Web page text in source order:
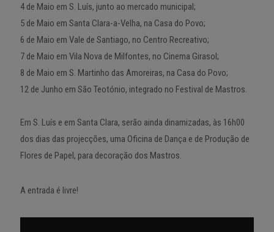
4 de Maio em S. Luís, junto ao mercado municipal;
5 de Maio em Santa Clara-a-Velha, na Casa do Povo;
6 de Maio em Vale de Santiago, no Centro Recreativo;
7 de Maio em Vila Nova de Milfontes, no Cinema Girasol;
8 de Maio em S. Martinho das Amoreiras, na Casa do Povo;
12 de Junho em São Teotónio, integrado no Festival de Mastros.
Em S. Luís e em Santa Clara, serão ainda dinamizadas, às 16h00
dos dias das projecções, uma Oficina de Dança e de Produção de
Flores de Papel, para decoração dos Mastros.
A entrada é livre!